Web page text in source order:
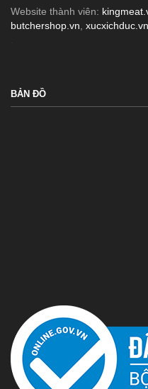
Website thành viên:
butchershop.vn xucxichduc.vn
BẢN ĐỒ